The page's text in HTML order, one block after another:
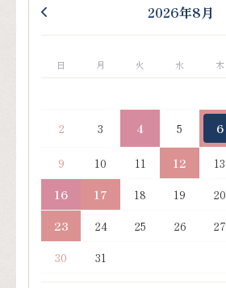
2026年8月
日 月 火 水 木
2 3 4 5 6
9 10 11 12 13
16
17 18 19 20
23
24 25 26 27
30
31